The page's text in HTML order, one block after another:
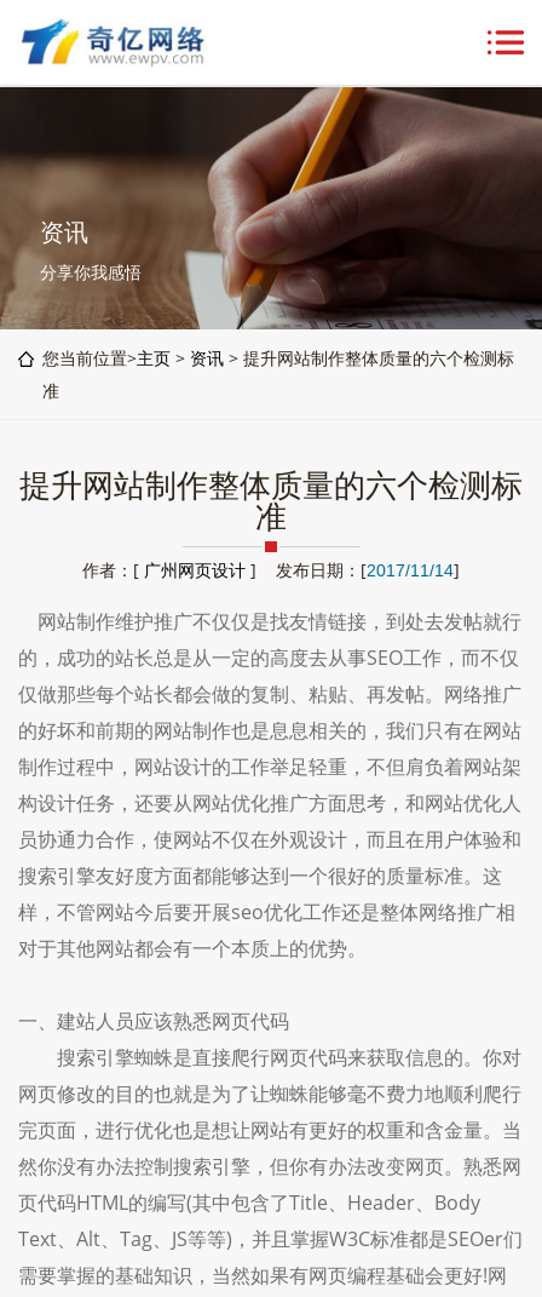
资讯
分享你我感悟
您当前位置>主页 > 资讯 > 提升网站制作整体质量的六个检测标
准
提升网站制作整体质量的六个检测标
准
作者：[ 广州网页设计 ] 发布日期：[2017/11/14]
网站制作维护推广不仅仅是找友情链接，到处去发帖就行
的，成功的站长总是从一定的高度去从事SEO工作，而不仅
仅做那些每个站长都会做的复制、粘贴、再发帖。网络推广
的好坏和前期的网站制作也是息息相关的，我们只有在网站
制作过程中，网站设计的工作举足轻重，不但肩负着网站架
构设计任务，还要从网站优化推广方面思考，和网站优化人
员协通力合作，使网站不仅在外观设计，而且在用户体验和
搜索引擎友好度方面都能够达到一个很好的质量标准。这
样，不管网站今后要开展seo优化工作还是整体网络推广相
对于其他网站都会有一个本质上的优势。
一、建站人员应该熟悉网页代码
搜索引擎蜘蛛是直接爬行网页代码来获取信息的。你对
网页修改的目的也就是为了让蜘蛛能够毫不费力地顺利爬行
完页面，进行优化也是想让网站有更好的权重和含金量。当
然你没有办法控制搜索引擎，但你有办法改变网页。熟悉网
页代码HTML的编写(其中包含了Title、Header、Body
Text、Alt、Tag、JS等等)，并且掌握W3C标准都是SEOer们
需要掌握的基础知识，当然如果有网页编程基础会更好!网